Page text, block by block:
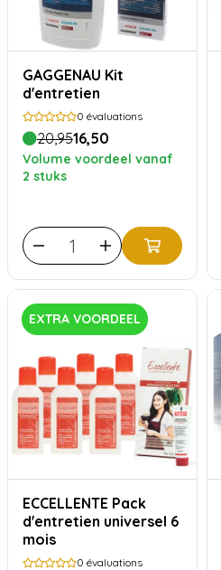
GAGGENAU Kit
d'entretien
0 évaluations
20,9516,50
Volume voordeel vanaf
2 stuks
EXTRA VOORDEEL
ECCELLENTE Pack
d'entretien universel 6
mois
0 évaluations